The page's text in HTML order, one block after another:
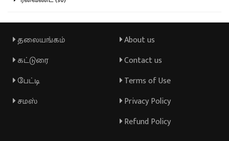
தலையங்கம்
கட்டுரை
பேட்டி
சமஸ்
About us
Contact us
Terms of Use
Privacy Policy
Refund Policy